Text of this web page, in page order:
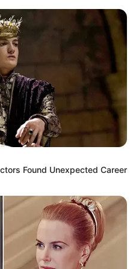
30 km
Found Unexpected Career